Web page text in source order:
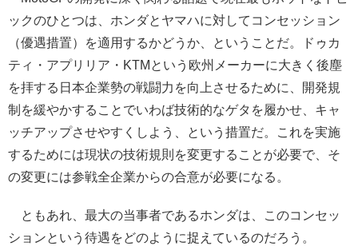
ックのひとつは、ホンダとヤマハに対してコンセッション
（優遇措置）を適用するかどうか、ということだ。ドゥカ
ティ・アプリリア・KTMという欧州メーカーに大きく後塵
を拝する日本企業勢の戦闘力を向上させるために、開発規
制を緩やかすることでいわば技術的なゲタを履かせ、キャ
ッチアップさせやすくしよう、という措置だ。これを実施
するためには現状の技術規則を変更することが必要で、そ
の変更には参戦全企業からの合意が必要になる。
ともあれ、最大の当事者であるホンダは、このコンセッ
ションという待遇をどのように捉えているのだろう。